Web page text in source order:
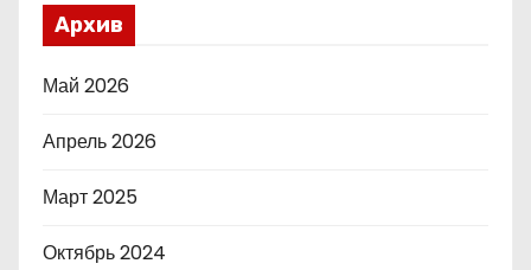
Архив
Май 2026
Апрель 2026
Март 2025
Октябрь 2024